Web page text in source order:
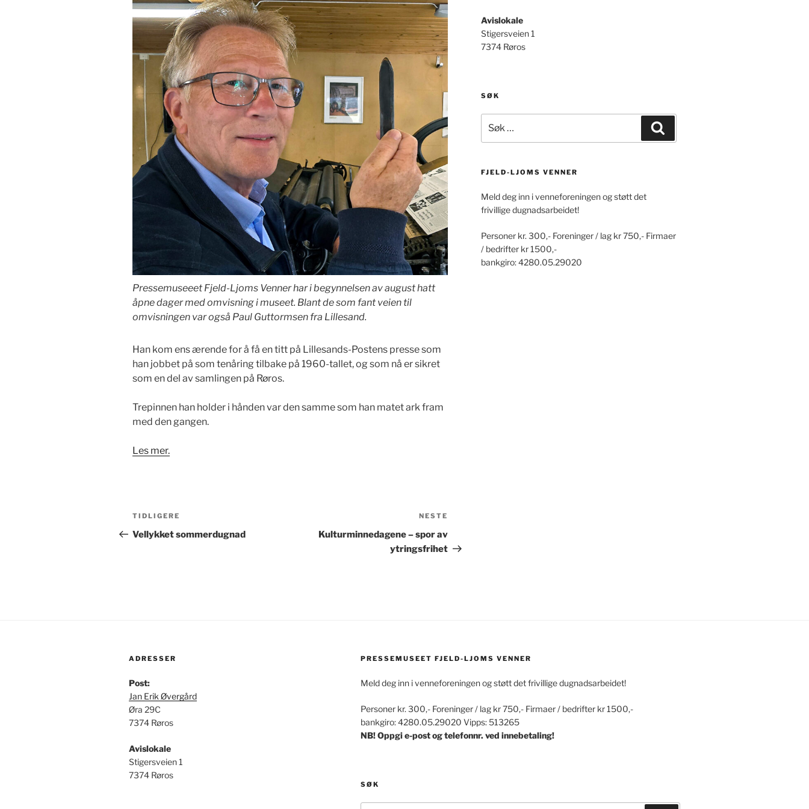
Pressemuseeet Fjeld-Ljoms Venner har i begynnelsen av august hatt
åpne dager med omvisning i museet. Blant de som fant veien til
omvisningen var også Paul Guttormsen fra Lillesand.
Han kom ens ærende for å få en titt på Lillesands-Postens presse som
han jobbet på som tenåring tilbake på 1960-tallet, og som nå er sikret
som en del av samlingen på Røros.
Trepinnen han holder i hånden var den samme som han matet ark fram
med den gangen.
Les mer.
Innleggsnavigasjon
Forrige
innlegg
TIDLIGERE
Vellykket sommerdugnad
innlegg
NESTE
Kulturminnedagene – spor av
ytringsfrihet
Avislokale
Stigersveien 1
7374 Røros
SØK
etter:
FJELD-LJOMS VENNER
Meld deg inn i venneforeningen og støtt det
frivillige dugnadsarbeidet!
Personer kr. 300,- Foreninger / lag kr 750,- Firmaer
/ bedrifter kr 1500,-
bankgiro: 4280.05.29020
ADRESSER
Post:
Jan Erik Øvergård
Øra 29C
7374 Røros
Avislokale
Stigersveien 1
7374 Røros
PRESSEMUSEET FJELD-LJOMS VENNER
Meld deg inn i venneforeningen og støtt det frivillige dugnadsarbeidet!
Personer kr. 300,- Foreninger / lag kr 750,- Firmaer / bedrifter kr 1500,-
bankgiro: 4280.05.29020 Vipps: 513265
NB! Oppgi e-post og telefonnr. ved innebetaling!
SØK